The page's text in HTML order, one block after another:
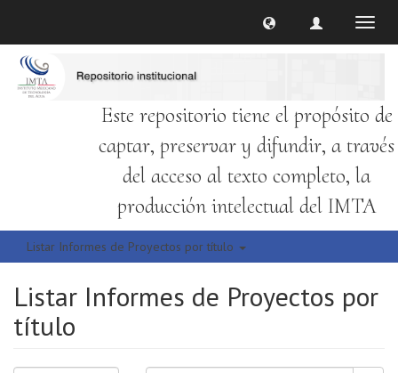
Este repositorio tiene el propósito de
captar, preservar y difundir, a través
del acceso al texto completo, la
producción intelectual del IMTA
Listar Informes de Proyectos por título
Listar Informes de Proyectos por
título